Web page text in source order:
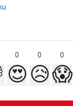
0 0 0
😍😥😱